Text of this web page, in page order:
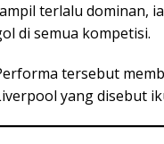
terlalu dominan,
di semua kompetisi.
tersebut
yang disebut